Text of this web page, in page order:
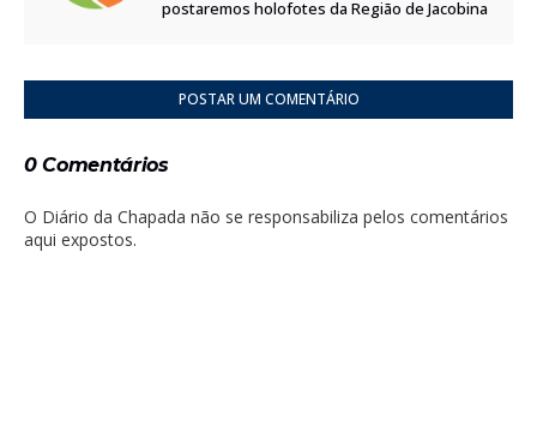
postaremos holofotes da Região de Jacobina
POSTAR UM COMENTÁRIO
0 Comentários
O Diário da Chapada não se responsabiliza pelos comentários
aqui expostos.